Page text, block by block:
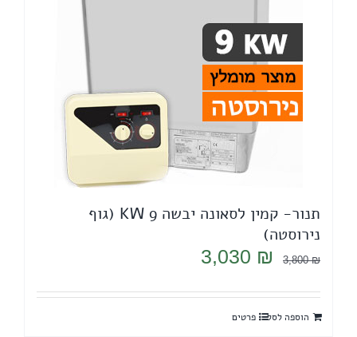
תנור- קמין לסאונה יבשה 9 KW (גוף
נירוסטה)
3,800₪
המחיר
היה:
3,800 ₪.
3,030 ₪
הוא:
הוספה לסל פרטים